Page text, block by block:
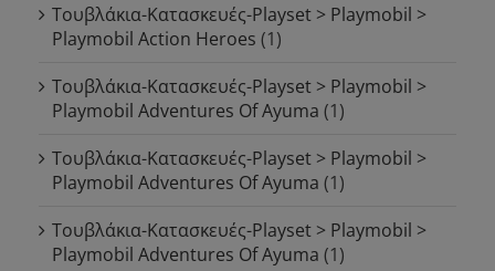
Τουβλάκια-Κατασκευές-Playset > Playmobil >
Playmobil Action Heroes (1)
Τουβλάκια-Κατασκευές-Playset > Playmobil >
Playmobil Adventures Of Ayuma (1)
Τουβλάκια-Κατασκευές-Playset > Playmobil >
Playmobil Adventures Of Ayuma (1)
Τουβλάκια-Κατασκευές-Playset > Playmobil >
Playmobil Adventures Of Ayuma (1)